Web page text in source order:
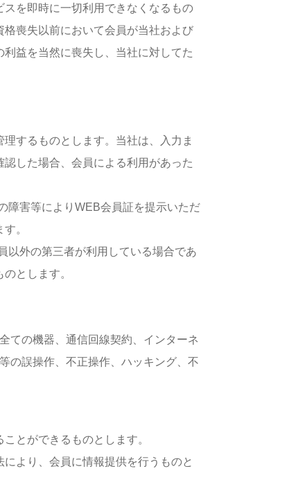
を即時に一切利用できなくなるもの
喪失以前において会員が当社および
益を当然に喪失し、当社に対してた
するものとします。当社は、入力ま
した場合、会員による利用があった
障害等によりWEB会員証を提示いただ
。
以外の第三者が利用している場合であ
とします。
ての機器、通信回線契約、インターネ
の誤操作、不正操作、ハッキング、不
とができるものとします。
より、会員に情報提供を行うものと